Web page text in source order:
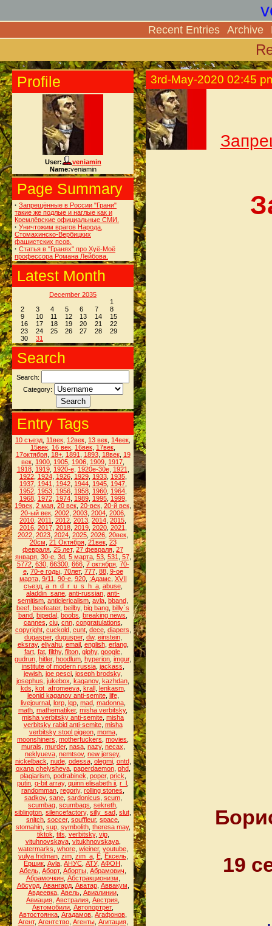
Recent Entries Archive
Profile
User:
veniamin
Name:veniamin
Page Summary
· Запрещённые в России "Грани"
такие же подлые и наглые как и
Кремлёвские официальные СМИ.
· Уничтожим врагов Народа,
Стомахинско-Вербицких
фашистских псов.
· Статья в "Гранях" про Хуё-Моё
профессора Романа Лейбова.
Latest Month
December 2035
1
2
3 4 5 6 7
8
9
10 11 12 13 14
15
16
17 18 19 20 21
22
23
24 25 26 27 28
29
30
31
Search
Search:
Category:
Entry Tags
10 съезд 11век 12век 13 век 14век
15век 16 век 16век 17век
17октября, 18+, 1891 1893, 18век, 19
век 1900 1905 1906 1909 1917
1918, 1919, 1920-е, 1920е-30е, 1921
1922, 1924, 1926, 1929, 1933, 1935,
1937, 1941 1942, 1944, 1945, 1947,
1952, 1953, 1956, 1958, 1960, 1964,
1968, 1972, 1974, 1989, 1995, 1999,
19век 2 мая 20 век 20-век 20-й век
20-ый век, 2002, 2003, 2004, 2006,
2010 2011 2012 2013 2014 2015
2016, 2017, 2018, 2019, 2020, 2021
2022 2023 2024 2025 2026 20век
20см 21 Октября, 21век, 23
февраля 25 лет, 27 февраля 27
января, 30-е, 3d, 5 марта, 53, 531 57,
5772, 630, 66300, 666, 7 октября, 70-
е, 70-е годы, 70лет, 777, 88, 9-ое
марта, 9/11 90-е, 920, :Адамс XVII
съезд, a_n_d_r_u_s_h_a, abuse,
aladdin_sane anti-russian anti-
semitism anticlericalism avla bband
beef beefeater, beilby, big bang billy`s
band bipedal boobs breaking news
cannes ciu, cnn, congratulations
copyright, cuckold, cunt, dece, diapers
dugasper, dugusper, dw, einstein,
eksray, eliyahu, email, english, erlang,
fart, fat, filthy, filton, giphy, google,
gudrun hitler, hoodlum hyperion imgur,
institute of modern russia, jackass
jewish joe pesci joseph brodsky,
josephus jukebox kaganov, kazhdan
kds kot_afromeeva, krall, lenkasm,
leonid kaganov anti-semite, life,
livejournal, lorp, lqp, mad, madonna,
math mathematiker, misha verbitsky,
misha verbitsky anti-semite misha
verbitsky rabid anti-semite, misha
verbitsky stool pigeon, moma,
moonshiners motherfuckers movies
murals murder, nasa, nazy, necax
neklyueva nemtsov, new jersey,
nickelback nude, odessa, olegmi, ontd,
oxana chelysheva, paperdaemon, phd,
plagiarism, podrabinek poper, prick
putin q-bit array, quinn elisabeth ii r_l
randomman regoriy, rolling stones
sadkov, sane, sardonicus scum,
scumbag scumbags sekreth
siblington silencefactory, silly_sad slut
snitch soccer, souffleur, space
stomahin, sup, symbolith, theresa may,
tiktok tits verbitsky, vip,
vituhnovskaya, vitukhnovskaya,
watermarks whore, wieiner, youtube,
yulya fridman, zim, zim_a, Ё, Ёксель,
Ёршик Аvla АНУС АТУ, АФОН
Абель Аборт, Аборты Абрамович
Абрамочкин, Абстракционизм
Абсурд, Авангард, Аватар, Аввакум
Авдеевка, Авель, Авиалинии,
Авиация Австралия Австрия
Автомобили Автопортрет,
Автостоянка Агадамов Агафонов
Агент, Агентство, Агенты, Агитация,
3rd-May-2020 02:45
19